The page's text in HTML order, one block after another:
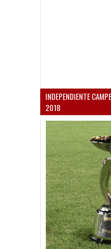
INDEPENDIENTE
2018